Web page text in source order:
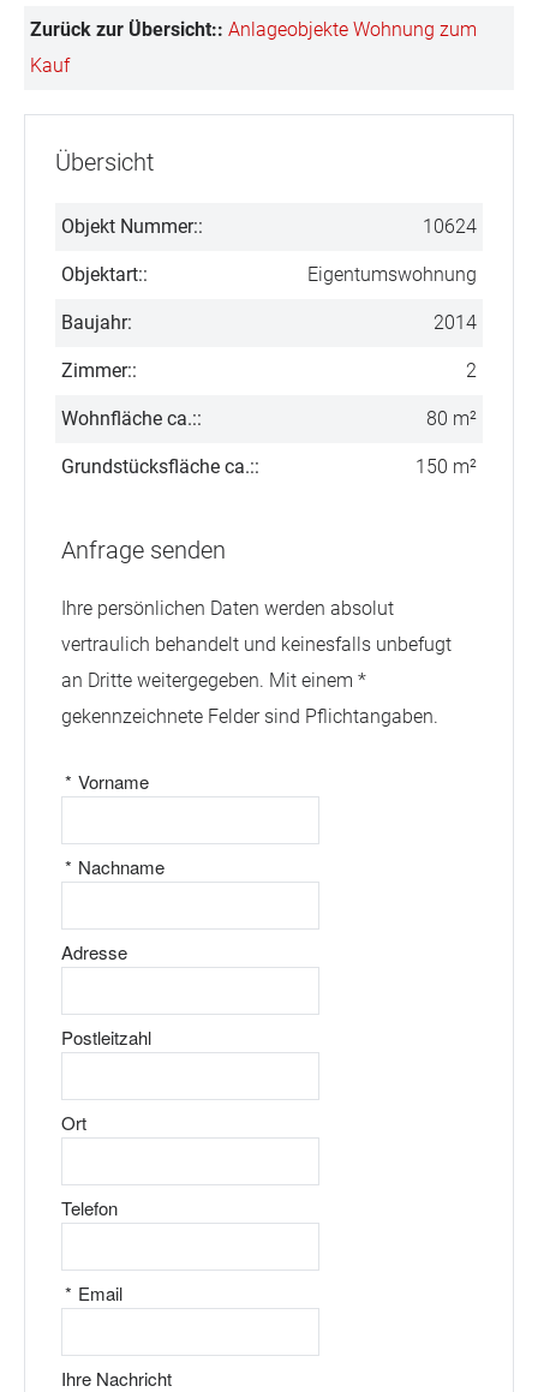
Zurück zur Übersicht:: Anlageobjekte Wohnung zum
Kauf
Übersicht
Objekt Nummer:: 10624
Objektart:: Eigentumswohnung
Baujahr: 2014
Zimmer:: 2
Wohnfläche ca.:: 80 m²
Grundstücksfläche ca.:: 150 m²
Anfrage senden
Ihre persönlichen Daten werden absolut
vertraulich behandelt und keinesfalls unbefugt
an Dritte weitergegeben. Mit einem *
gekennzeichnete Felder sind Pflichtangaben.
Vorname
*
Nachname
*
Adresse
Postleitzahl
Ort
Telefon
Email
*
Ihre Nachricht